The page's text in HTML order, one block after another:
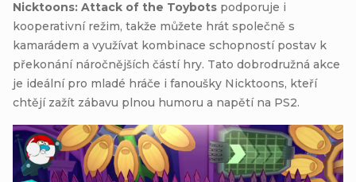
Nicktoons: Attack of the Toybots podporuje i
kooperativní režim, takže můžete hrát společně s
kamarádem a využívat kombinace schopností postav k
překonání náročnějších částí hry. Tato dobrodružná akce
je ideální pro mladé hráče i fanoušky Nicktoons, kteří
chtějí zažít zábavu plnou humoru a napětí na PS2.